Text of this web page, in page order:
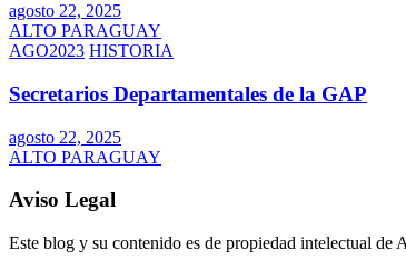
agosto 22, 2025
ALTO PARAGUAY
AGO2023 HISTORIA
Secretarios Departamentales de la GAP
agosto 22, 2025
ALTO PARAGUAY
Aviso Legal
Este blog y su contenido es de propiedad intelectual